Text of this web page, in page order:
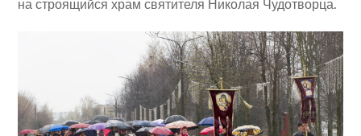
на строящийся храм святителя Николая Чудотворца.